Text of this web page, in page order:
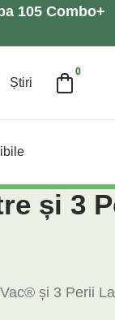
105 Combo+
Știri
0
și 3
și 3 Perii